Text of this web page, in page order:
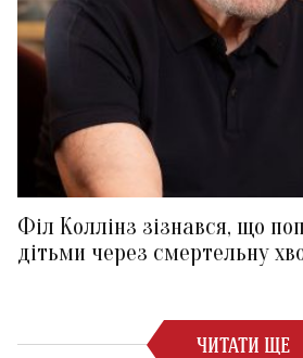
Філ Коллінз зізнався, що
дітьми через смертельну
ЧИТАТИ ЩЕ